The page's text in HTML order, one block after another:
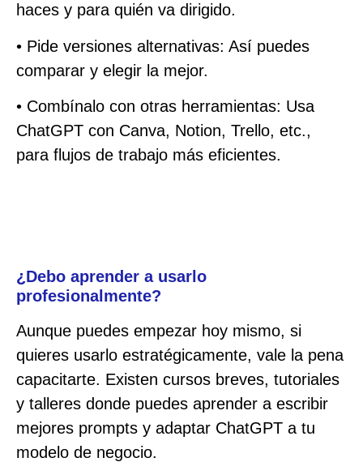
haces y para quién va dirigido.
• Pide versiones alternativas: Así puedes
comparar y elegir la mejor.
• Combínalo con otras herramientas: Usa
ChatGPT con Canva, Notion, Trello, etc.,
para flujos de trabajo más eficientes.
¿Debo aprender a usarlo
profesionalmente?
Aunque puedes empezar hoy mismo, si
quieres usarlo estratégicamente, vale la pena
capacitarte. Existen cursos breves, tutoriales
y talleres donde puedes aprender a escribir
mejores prompts y adaptar ChatGPT a tu
modelo de negocio.